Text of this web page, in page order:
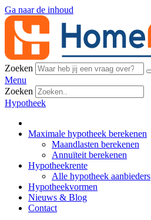
Ga naar de inhoud
Zoeken
Menu
Zoeken
Hypotheek
Maximale hypotheek berekenen
Maandlasten berekenen
Annuïteit berekenen
Hypotheekrente
Alle hypotheek aanbieders
Hypotheekvormen
Nieuws & Blog
Contact